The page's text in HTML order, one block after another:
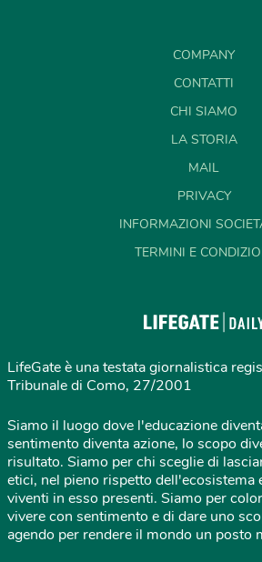
COMPANY
CONTATTI
CHI SIAMO
LA STORIA
MAIL
PRIVACY
INFORMAZIONI
TERMINI E
LifeGate è una testata giornalistica
Tribunale di Como, 27/2001
Siamo il luogo dove l'educazione
sentimento diventa azione, lo scopo
risultato. Siamo per chi sceglie di
etici, nel pieno rispetto dell'ecosistema
viventi in esso presenti. Siamo per
vivere con sentimento e di dare uno
agendo per rendere il mondo un posto